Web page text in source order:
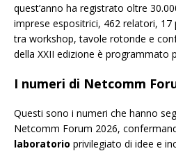
quest’anno ha registrato oltre
imprese espositrici, 462 relatori, 17
tra workshop, tavole rotonde e
della XXII edizione è programmato
I numeri di Netcomm
Questi sono i numeri che hanno
Netcomm Forum 2026,
laboratorio privilegiato di idee e